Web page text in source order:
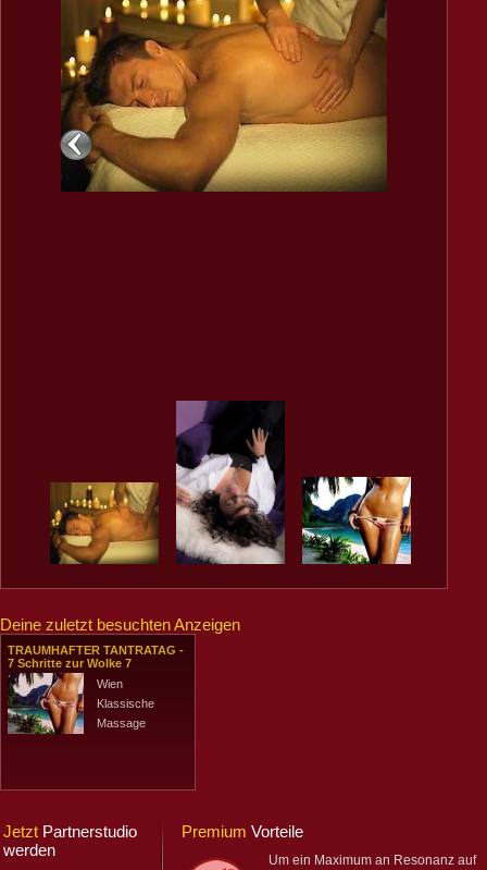
Deine zuletzt besuchten Anzeigen
TRAUMHAFTER TANTRATAG -
7 Schritte zur Wolke 7
Wien
Klassische
Massage
Jetzt Partnerstudio
werden
Premium Vorteile
Um ein Maximum an Resonanz auf